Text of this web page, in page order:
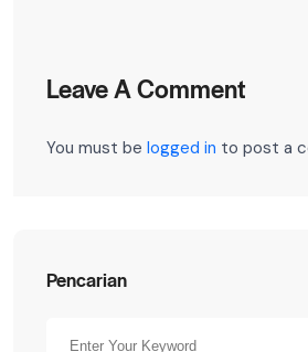
Leave A Comment
You must be logged in to post a
Pencarian